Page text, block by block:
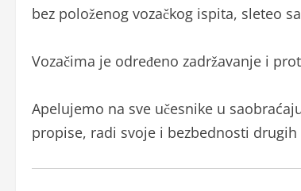
bez položenog vozačkog ispita, sleteo
Vozačima je određeno zadržavanje i
Apelujemo na sve učesnike u
propise, radi svoje i bezbednosti